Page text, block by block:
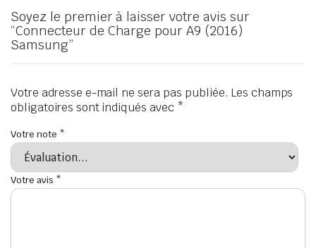
Soyez le premier à laisser votre avis sur
“Connecteur de Charge pour A9 (2016)
Samsung”
Votre adresse e-mail ne sera pas publiée. Les champs
obligatoires sont indiqués avec *
Votre note *
Votre avis *